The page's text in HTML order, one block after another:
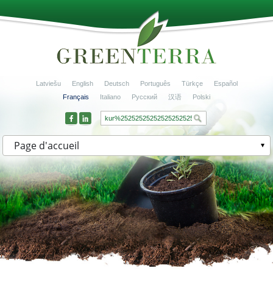
Latviešu English Deutsch Português Türkçe
Español
Français
Italiano Русский 汉语 Polski
Page d'accueil